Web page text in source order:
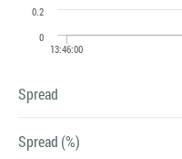
Spread
Spread (%)